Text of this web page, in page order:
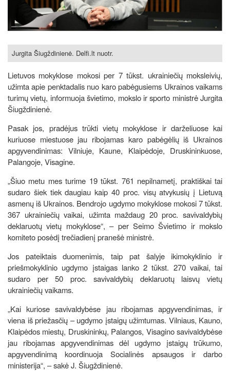
Jurgita Šiugždinienė. Delfi.lt nuotr.
Lietuvos mokyklose mokosi per 7 tūkst. ukrainiečių moksleivių,
užimta apie penktadalis nuo karo pabėgusiems Ukrainos vaikams
turimų vietų, informuoja švietimo, mokslo ir sporto ministrė Jurgita
Šiugždinienė.
Pasak jos, pradėjus trūkti vietų mokyklose ir darželiuose kai
kuriuose miestuose jau ribojamas karo pabėgėlių iš Ukrainos
apgyvendinimas: Vilniuje, Kaune, Klaipėdoje, Druskininkuose,
Palangoje, Visagine.
„Šiuo metu mes turime 19 tūkst. 761 nepilnametį, praktiškai tai
sudaro šiek tiek daugiau kaip 40 proc. visų atvykusių į Lietuvą
asmenų iš Ukrainos. Bendrojo ugdymo mokyklose mokosi 7 tūkst.
367 ukrainiečių vaikai, užimta maždaug 20 proc. savivaldybių
deklaruotų vietų mokyklose“, – per Seimo Švietimo ir mokslo
komiteto posėdį trečiadienį pranešė ministrė.
Jos pateiktais duomenimis, taip pat šalyje ikimokyklinio ir
priešmokyklinio ugdymo įstaigas lanko 2 tūkst. 270 vaikai, tai
sudaro per 50 proc. savivaldybių deklaruotų laisvų vietų
ukrainiečių vaikams.
„Kai kuriose savivaldybėse jau ribojamas apgyvendinimas, ir
viena iš priežasčių – ugdymo įstaigų užimtumas. Vilniaus, Kauno,
Klaipėdos miestų, Druskininkų, Palangos, Visagino savivaldybėse
jau ribojamas apgyvendinimas dėl ugdymo įstaigų trūkumo,
apgyvendinimą koordinuoja Socialinės apsaugos ir darbo
ministerija“, – sakė J. Šiugždinienė.